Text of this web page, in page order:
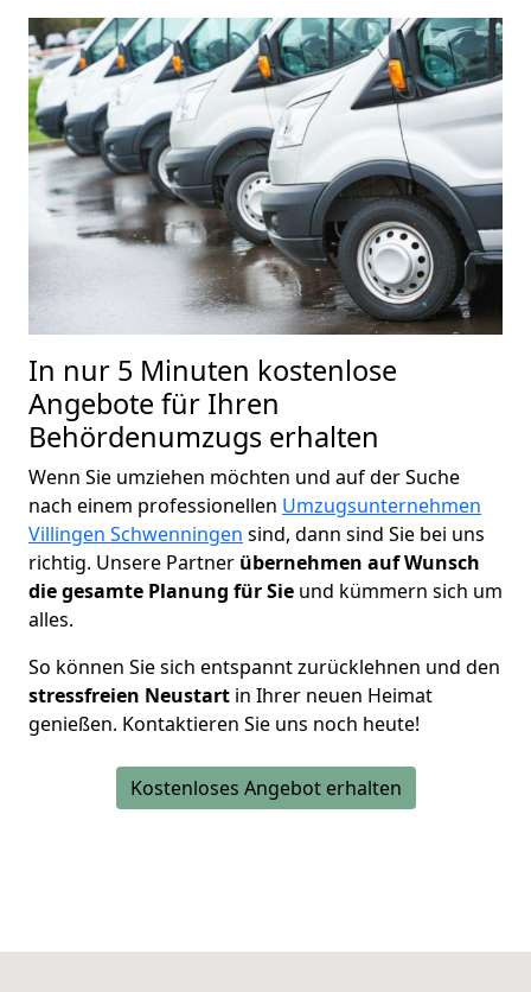
In nur 5 Minuten kostenlose
Angebote für Ihren
Behördenumzugs erhalten
Wenn Sie umziehen möchten und auf der Suche
nach einem professionellen Umzugsunternehmen
Villingen Schwenningen sind, dann sind Sie bei uns
richtig. Unsere Partner übernehmen auf Wunsch
die gesamte Planung für Sie und kümmern sich um
alles.
So können Sie sich entspannt zurücklehnen und den
stressfreien Neustart in Ihrer neuen Heimat
genießen. Kontaktieren Sie uns noch heute!
Kostenloses Angebot erhalten